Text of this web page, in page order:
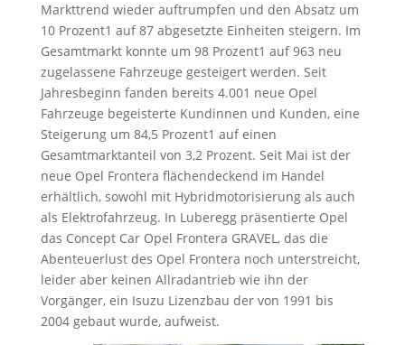
Markttrend wieder auftrumpfen und den Absatz um
10 Prozent1 auf 87 abgesetzte Einheiten steigern. Im
Gesamtmarkt konnte um 98 Prozent1 auf 963 neu
zugelassene Fahrzeuge gesteigert werden. Seit
Jahresbeginn fanden bereits 4.001 neue Opel
Fahrzeuge begeisterte Kundinnen und Kunden, eine
Steigerung um 84,5 Prozent1 auf einen
Gesamtmarktanteil von 3,2 Prozent. Seit Mai ist der
neue Opel Frontera flächendeckend im Handel
erhältlich, sowohl mit Hybridmotorisierung als auch
als Elektrofahrzeug. In Luberegg präsentierte Opel
das Concept Car Opel Frontera GRAVEL, das die
Abenteuerlust des Opel Frontera noch unterstreicht,
leider aber keinen Allradantrieb wie ihn der
Vorgänger, ein Isuzu Lizenzbau der von 1991 bis
2004 gebaut wurde, aufweist.